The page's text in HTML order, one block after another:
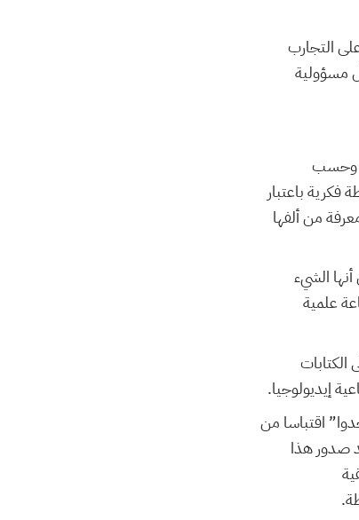
التجارب
مسؤولية
وحسب
باعتبار
من ألفها
الشيء
علمية
الكتابات
إيديولوجيا.
اقتباسا من
“يا عمال العالم … اتحدوا”، وذلك 174 سنة بعد صدور هذا